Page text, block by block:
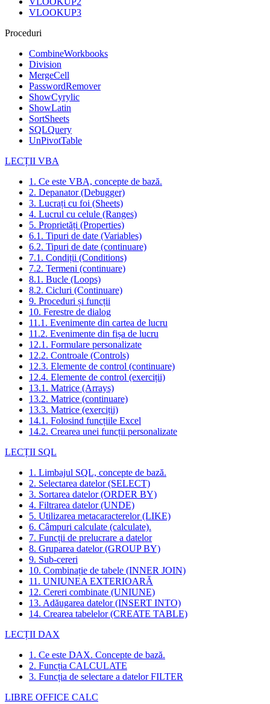
VLOOKUP3
Proceduri
CombineWorkbooks
Division
MergeCell
PasswordRemover
ShowCyrylic
ShowLatin
SortSheets
SQLQuery
UnPivotTable
LECȚII VBA
1. Ce este VBA, concepte de bază.
2. Depanator (Debugger)
3. Lucrați cu foi (Sheets)
4. Lucrul cu celule (Ranges)
5. Proprietăți (Properties)
6.1. Tipuri de date (Variables)
6.2. Tipuri de date (continuare)
7.1. Condiții (Conditions)
7.2. Termeni (continuare)
8.1. Bucle (Loops)
8.2. Cicluri (Continuare)
9. Proceduri și funcții
10. Ferestre de dialog
11.1. Evenimente din cartea de lucru
11.2. Evenimente din fișa de lucru
12.1. Formulare personalizate
12.2. Controale (Controls)
12.3. Elemente de control (continuare)
12.4. Elemente de control (exerciții)
13.1. Matrice (Arrays)
13.2. Matrice (continuare)
13.3. Matrice (exerciții)
14.1. Folosind funcțiile Excel
14.2. Crearea unei funcții personalizate
LECȚII SQL
1. Limbajul SQL, concepte de bază.
2. Selectarea datelor (SELECT)
3. Sortarea datelor (ORDER BY)
4. Filtrarea datelor (UNDE)
5. Utilizarea metacaracterelor (LIKE)
6. Câmpuri calculate (calculate).
7. Funcții de prelucrare a datelor
8. Gruparea datelor (GROUP BY)
9. Sub-cereri
10. Combinație de tabele (INNER JOIN)
11. UNIUNEA EXTERIOARĂ
12. Cereri combinate (UNIUNE)
13. Adăugarea datelor (INSERT INTO)
14. Crearea tabelelor (CREATE TABLE)
LECȚII DAX
1. Ce este DAX. Concepte de bază.
2. Funcția CALCULATE
3. Funcția de selectare a datelor FILTER
LIBRE OFFICE CALC